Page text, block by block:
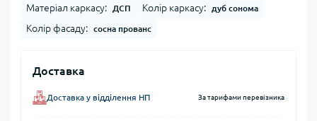
Матеріал каркасу: ДСП Колір каркасу: дуб сонома
Колір фасаду: сосна прованс
Доставка
Доставка у відділення НП За тарифами перевізника